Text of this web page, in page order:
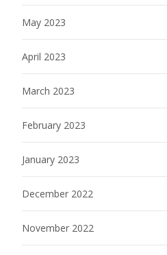
May 2023
April 2023
March 2023
February 2023
January 2023
December 2022
November 2022